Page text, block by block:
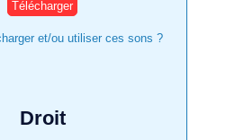
et/ou utiliser ces sons ?
Droit